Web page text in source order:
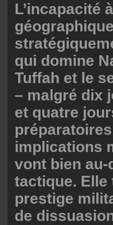
L’incapacité
qui domine
Tuffah et le
– malgré dix
et quatre
implications
vont bien au-
tactique.
prestige
de